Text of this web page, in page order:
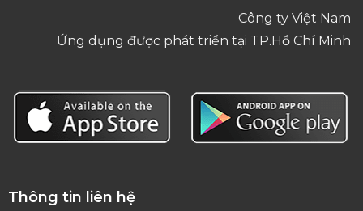
Công ty Việt Nam
Ứng dụng được phát triển tại TP.Hồ Chí Minh
Thông tin liên hệ